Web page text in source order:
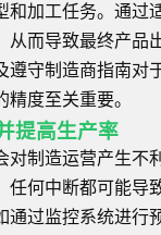
和加工任务。通过
从而导致最终产品
遵守制造商指南对
度至关重要。
提高生产率
对制造运营产生不
任何中断都可能导
通过监控系统进行